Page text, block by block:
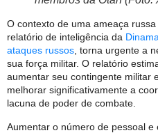
O contexto de uma ameaça
relatório de inteligência da
ataques russos, torna urgente a
sua força militar. O relatório
aumentar seu contingente militar
melhorar significativamente a
lacuna de poder de combate.
Aumentar o número de pessoal